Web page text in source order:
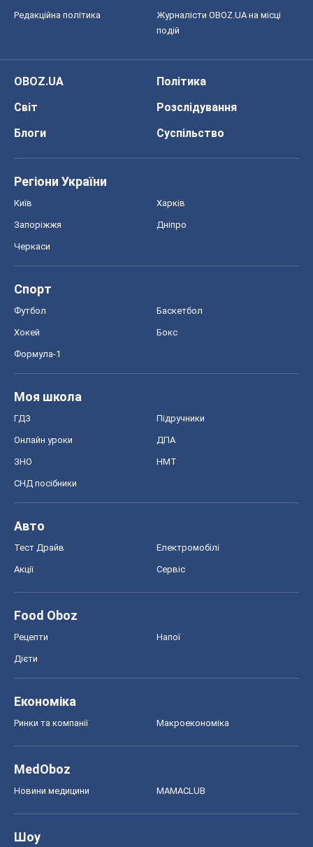
Редакційна політика
Журналісти OBOZ.UA на місці
подій
OBOZ.UA
Політика
Світ
Розслідування
Блоги
Суспільство
Регіони України
Київ Харків
Запоріжжя Дніпро
Черкаси
Спорт
Футбол Баскетбол
Хокей Бокс
Формула-1
Моя школа
ГДЗ Підручники
Онлайн уроки ДПА
ЗНО НМТ
СНД посібники
Авто
Тест Драйв Електромобілі
Акції Сервіс
Food Oboz
Рецепти Напої
Дієти
Економіка
Ринки та компанії Макроекономіка
MedOboz
Новини медицини MAMACLUB
Шоу